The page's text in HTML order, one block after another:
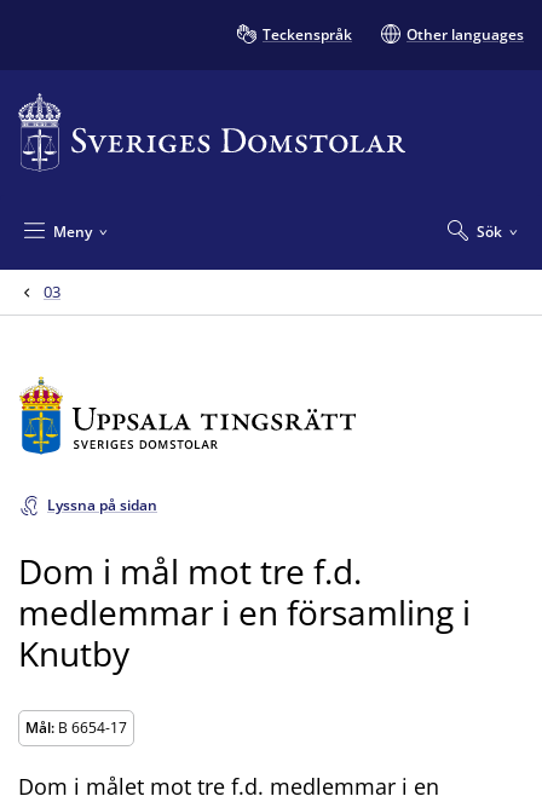
Teckenspråk Other languages
Sök
Meny
03
Lyssna på sidan
Dom i mål mot tre f.d.
medlemmar i en församling i
Knutby
Mål: B 6654-17
Dom i målet mot tre f.d. medlemmar i en